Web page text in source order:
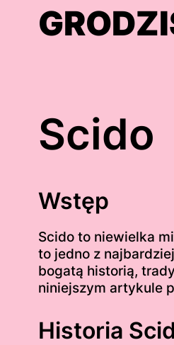
Scido
Wstęp
Scido to niewielka
to jedno z
bogatą historią,
niniejszym artykule
Historia